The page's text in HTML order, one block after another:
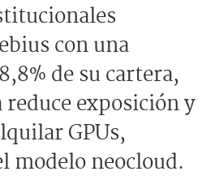
con una
de su cartera,
exposición y
GPUs,
modelo neocloud.